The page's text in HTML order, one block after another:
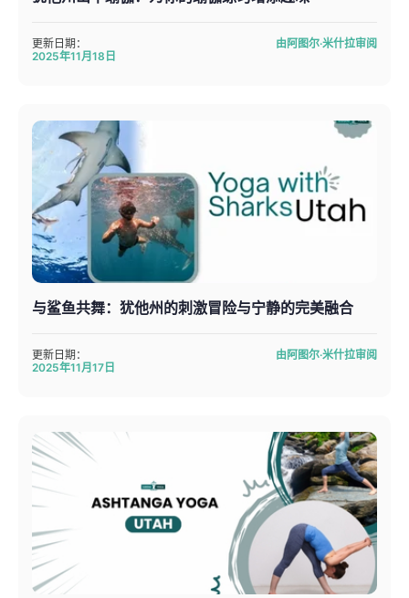
更新日期：
2025年11月18日
由阿图尔·米什拉审阅
与鲨鱼共舞：犹他州的刺激冒险与宁静的完美融合
更新日期：
2025年11月17日
由阿图尔·米什拉审阅